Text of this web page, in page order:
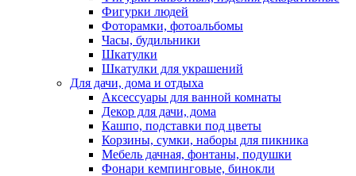
Фигурки людей
Фоторамки, фотоальбомы
Часы, будильники
Шкатулки
Шкатулки для украшений
Для дачи, дома и отдыха
Аксессуары для ванной комнаты
Декор для дачи, дома
Кашпо, подставки под цветы
Корзины, сумки, наборы для пикника
Мебель дачная, фонтаны, подушки
Фонари кемпинговые, бинокли